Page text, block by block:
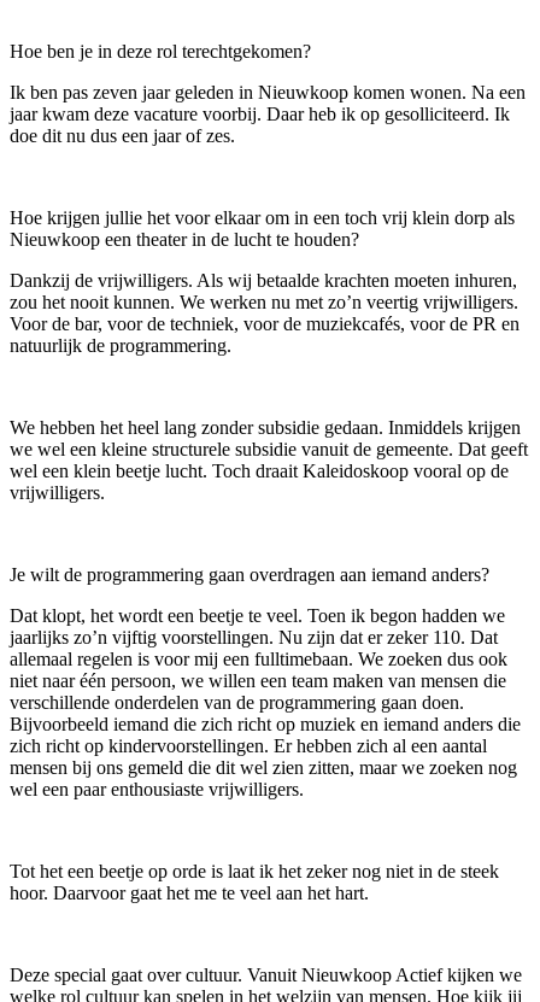
Hoe ben je in deze rol terechtgekomen?
Ik ben pas zeven jaar geleden in Nieuwkoop komen wonen. Na een
jaar kwam deze vacature voorbij. Daar heb ik op gesolliciteerd. Ik
doe dit nu dus een jaar of zes.
Hoe krijgen jullie het voor elkaar om in een toch vrij klein dorp als
Nieuwkoop een theater in de lucht te houden?
Dankzij de vrijwilligers. Als wij betaalde krachten moeten inhuren,
zou het nooit kunnen. We werken nu met zo’n veertig vrijwilligers.
Voor de bar, voor de techniek, voor de muziekcafés, voor de PR en
natuurlijk de programmering.
We hebben het heel lang zonder subsidie gedaan. Inmiddels krijgen
we wel een kleine structurele subsidie vanuit de gemeente. Dat geeft
wel een klein beetje lucht. Toch draait Kaleidoskoop vooral op de
vrijwilligers.
Je wilt de programmering gaan overdragen aan iemand anders?
Dat klopt, het wordt een beetje te veel. Toen ik begon hadden we
jaarlijks zo’n vijftig voorstellingen. Nu zijn dat er zeker 110. Dat
allemaal regelen is voor mij een fulltimebaan. We zoeken dus ook
niet naar één persoon, we willen een team maken van mensen die
verschillende onderdelen van de programmering gaan doen.
Bijvoorbeeld iemand die zich richt op muziek en iemand anders die
zich richt op kindervoorstellingen. Er hebben zich al een aantal
mensen bij ons gemeld die dit wel zien zitten, maar we zoeken nog
wel een paar enthousiaste vrijwilligers.
Tot het een beetje op orde is laat ik het zeker nog niet in de steek
hoor. Daarvoor gaat het me te veel aan het hart.
Deze special gaat over cultuur. Vanuit Nieuwkoop Actief kijken we
welke rol cultuur kan spelen in het welzijn van mensen. Hoe kijk jij